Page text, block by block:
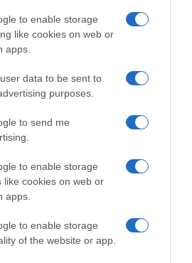
to enable storage
like cookies on web or
apps.
data to be sent to
purposes.
to send me
to enable storage
like cookies on web or
apps.
to enable storage
of the website or app.